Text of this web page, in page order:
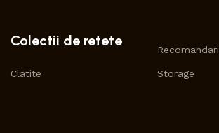
Colectii de retete
Clatite
Recomandari
Storage